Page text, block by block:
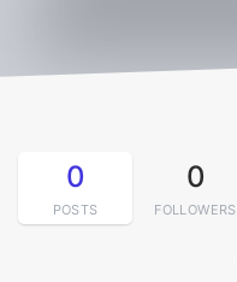
0
POSTS
0
FOLLOWERS